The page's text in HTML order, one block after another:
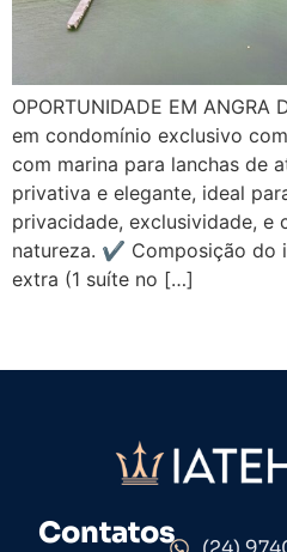
OPORTUNIDADE EM ANGRA
em condomínio exclusivo
com marina para lanchas de
privativa e elegante, ideal
privacidade, exclusividade, e
natureza. ✔️ Composição do
extra (1 suíte no […]
Contatos